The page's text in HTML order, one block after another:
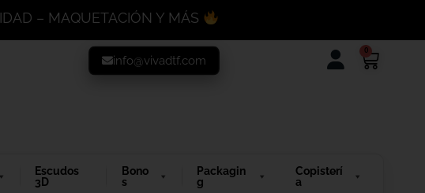
– MAQUETACIÓN Y MÁS
0
info@vivadtf.com
Escudos
3D
Bono
s
Packagin
g
Copisterí
a